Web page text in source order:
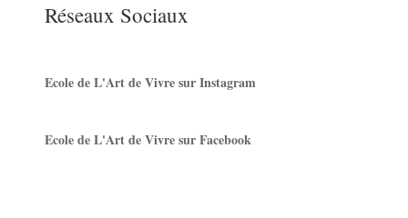
Réseaux Sociaux
Ecole de L'Art de Vivre sur Instagram
Ecole de L'Art de Vivre sur Facebook